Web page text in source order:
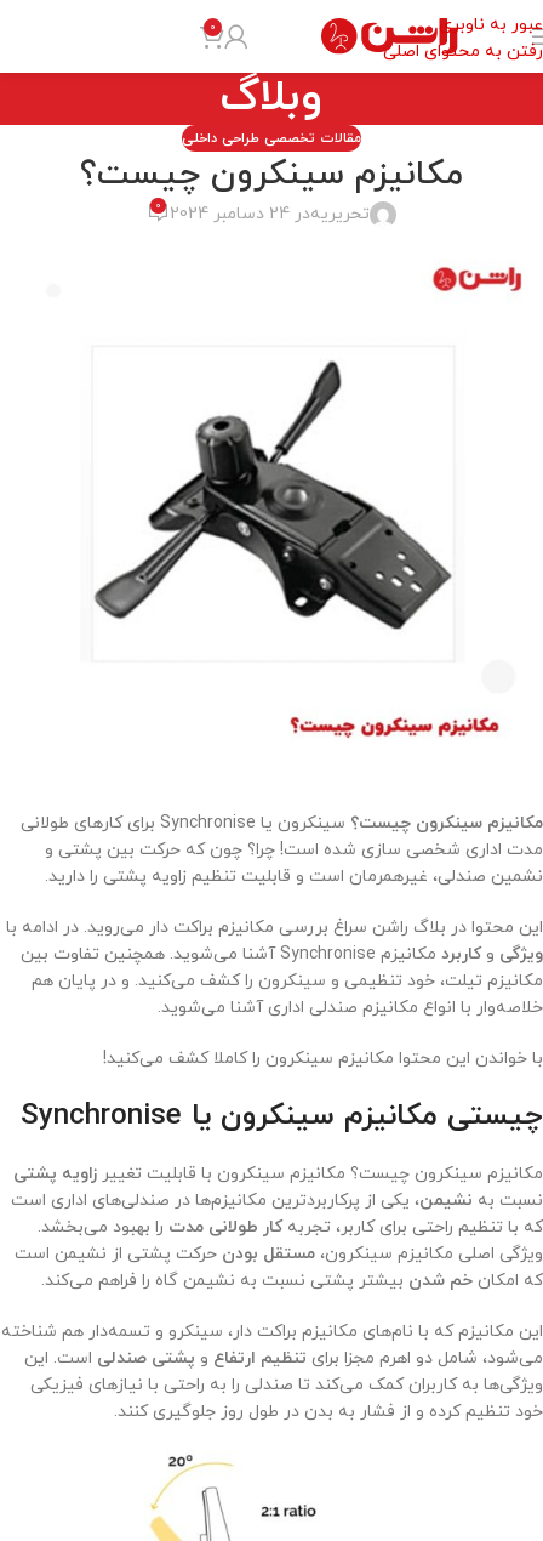
عبور به ناوبری
رفتن به محتوای اصلی
0
وبلاگ
مقالات تخصصی طراحی داخلی
مکانیزم سینکرون چیست؟
تحریریهدر 24 دسامبر 2024 0
مکانیزم سینکرون چیست؟
سینکرون یا Synchronise برای کارهای طولانی
مدت اداری شخصی سازی شده است! چرا؟ چون که حرکت بین پشتی و
نشمین صندلی، غیرهمرمان است و قابلیت تنظیم زاویه پشتی را دارید.
این محتوا در بلاگ راشن سراغ بررسی مکانیزم براکت دار می‌روید. در ادامه با
ویژگی وکاربرد
مکانیزم Synchronise آشنا می‌شوید. همچنین تفاوت بین
مکانیزم تیلت، خود تنظیمی و سینکرون را کشف می‌کنید. و در پایان هم
خلاصه‌وار با انواع مکانیزم صندلی اداری آشنا می‌شوید.
با خواندن این محتوا مکانیزم سینکرون را کاملا کشف می‌کنید!
چیستی مکانیزم سینکرون یا Synchronise
مکانیزم سینکرون چیست؟ مکانیزم سینکرون با قابلیت تغییر زاویه پشتی
نسبت به نشیمن، یکی از پرکاربردترین مکانیزم‌ها در صندلی‌های اداری است
که با تنظیم راحتی برای کاربر، تجربه کار طولانی مدت را بهبود می‌بخشد.
ویژگی اصلی مکانیزم سینکرون، مستقل بودن حرکت پشتی از نشیمن است
که امکان خم شدن بیشتر پشتی نسبت به نشیمن گاه را فراهم می‌کند.
این مکانیزم که با نام‌های مکانیزم براکت دار، سینکرو و تسمه‌دار هم شناخته
می‌شود، شامل دو اهرم مجزا برای تنظیم ارتفاع و پشتی صندلی است. این
ویژگی‌ها به کاربران کمک می‌کند تا صندلی را به راحتی با نیازهای فیزیکی
خود تنظیم کرده و از فشار به بدن در طول روز جلوگیری کنند.